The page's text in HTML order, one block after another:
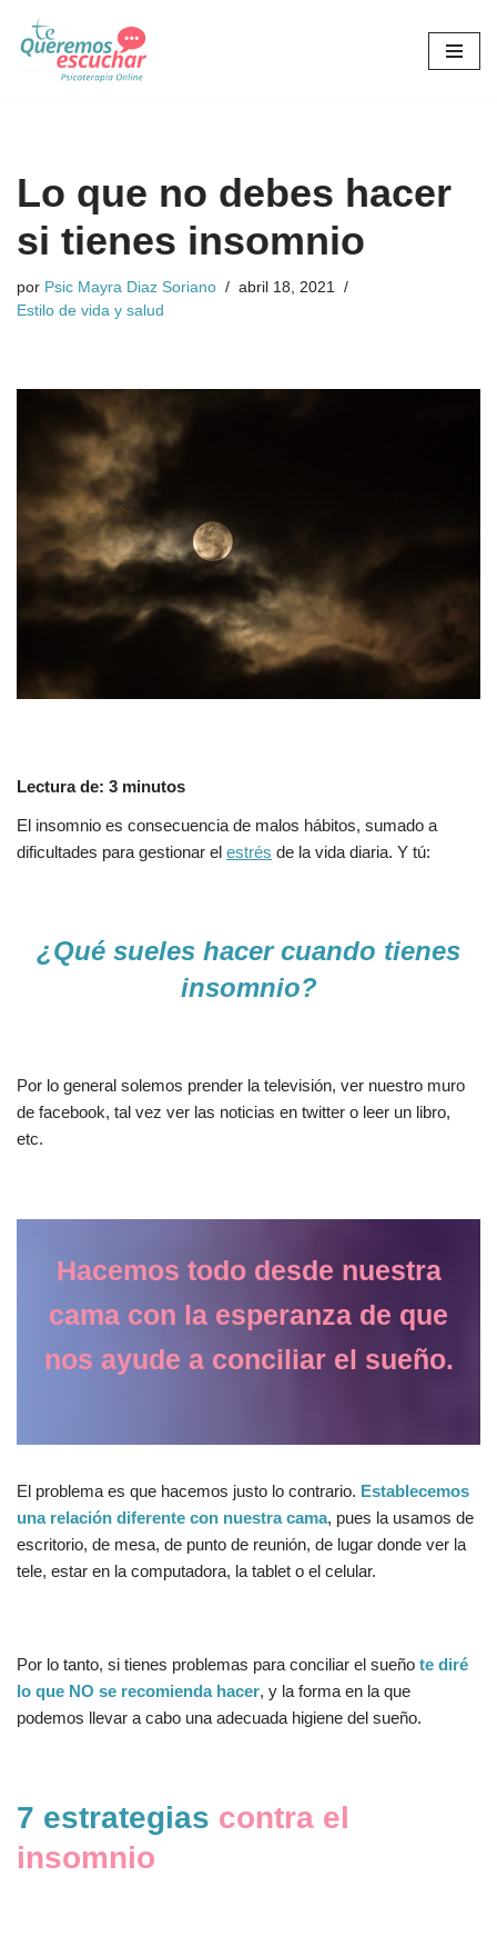
Saltar
Lo que no debes hacer
si tienes insomnio
por Psic Mayra Diaz Soriano
abril 18, 2021
Estilo de vida y salud
Lectura de: 3 minutos
El insomnio es consecuencia de malos hábitos, sumado a
dificultades para gestionar el estrés de la vida diaria. Y tú:
¿Qué sueles hacer cuando tienes
insomnio?
Por lo general solemos prender la televisión, ver nuestro muro
de facebook, tal vez ver las noticias en twitter o leer un libro,
etc.
Hacemos todo desde nuestra
cama con la esperanza de que
nos ayude a conciliar el sueño.
El problema es que hacemos justo lo contrario. Establecemos
una relación diferente con nuestra cama, pues la usamos de
escritorio, de mesa, de punto de reunión, de lugar donde ver la
tele, estar en la computadora, la tablet o el celular.
Por lo tanto, si tienes problemas para conciliar el sueño te diré
lo que NO se recomienda hacer, y la forma en la que
podemos llevar a cabo una adecuada higiene del sueño.
7 estrategias contra el
insomnio